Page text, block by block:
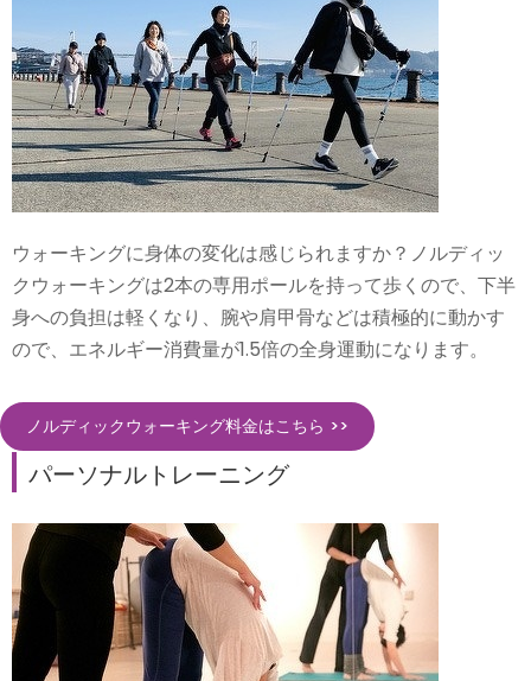
ウォーキングに身体の変化は感じられますか？ノルディッ
クウォーキングは2本の専用ポールを持って歩くので、下半
身への負担は軽くなり、腕や肩甲骨などは積極的に動かす
ので、エネルギー消費量が1.5倍の全身運動になります。
ノルディックウォーキング料金はこちら >>
パーソナルトレーニング